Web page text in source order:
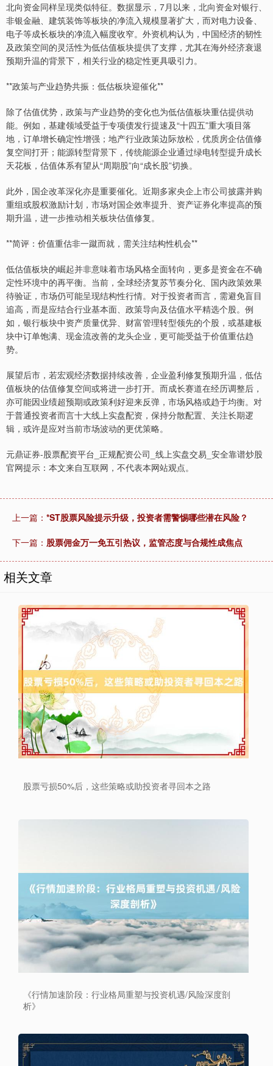
北向资金同样呈现类似特征。数据显示，7月以来，北向资金对银行、
非银金融、建筑装饰等板块的净流入规模显著扩大，而对电力设备、
电子等成长板块的净流入幅度收窄。外资机构认为，中国经济的韧性
及政策空间的灵活性为低估值板块提供了支撑，尤其在海外经济衰退
预期升温的背景下，相关行业的稳定性更具吸引力。
**政策与产业趋势共振：低估板块迎催化**
除了估值优势，政策与产业趋势的变化也为低估值板块重估提供动
能。例如，基建领域受益于专项债发行提速及“十四五”重大项目落
地，订单增长确定性增强；地产行业政策边际放松，优质房企估值修
复空间打开；能源转型背景下，传统能源企业通过绿电转型提升成长
天花板，估值体系有望从“周期股”向“成长股”切换。
此外，国企改革深化亦是重要催化。近期多家央企上市公司披露并购
重组或股权激励计划，市场对国企效率提升、资产证券化率提高的预
期升温，进一步推动相关板块估值修复。
**简评：价值重估非一蹴而就，需关注结构性机会**
低估值板块的崛起并非意味着市场风格全面转向，更多是资金在不确
定性环境中的再平衡。当前，全球经济复苏节奏分化、国内政策效果
待验证，市场仍可能呈现结构性行情。对于投资者而言，需避免盲目
追高，而是应结合行业基本面、政策导向及估值水平精选个股。例
如，银行板块中资产质量优异、财富管理转型领先的个股，或基建板
块中订单饱满、现金流改善的龙头企业，更可能受益于价值重估趋
势。
展望后市，若宏观经济数据持续改善，企业盈利修复预期升温，低估
值板块的估值修复空间或将进一步打开。而成长赛道在经历调整后，
亦可能因业绩超预期或政策利好迎来反弹，市场风格或趋于均衡。对
于普通投资者而言十大线上实盘配资，保持分散配置、关注长期逻
辑，或许是应对当前市场波动的更优策略。
元鼎证券-股票配资平台_正规配资公司_线上实盘交易_安全靠谱炒股
官网提示：本文来自互联网，不代表本网站观点。
上一篇： *ST股票风险提示升级，投资者需警惕哪些潜在风险？
下一篇： 股票佣金万一免五引热议，监管态度与合规性成焦点
相关文章
股票亏损50%后，这些策略或助投资者寻回本之路
《行情加速阶段：行业格局重塑与投资机遇/风险深度剖
析》
上证综指 3966.59 +26.56
沪深300 4702.02
北证50